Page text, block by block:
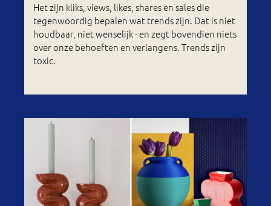
Het zijn kliks, views, likes, shares en sales die
tegenwoordig bepalen wat trends zijn. Dat is niet
houdbaar, niet wenselijk - en zegt bovendien niets
over onze behoeften en verlangens. Trends zijn
toxic.